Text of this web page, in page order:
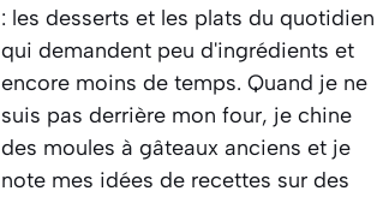
: les desserts et les plats du quotidien
qui demandent peu d'ingrédients et
encore moins de temps. Quand je ne
suis pas derrière mon four, je chine
des moules à gâteaux anciens et je
note mes idées de recettes sur des